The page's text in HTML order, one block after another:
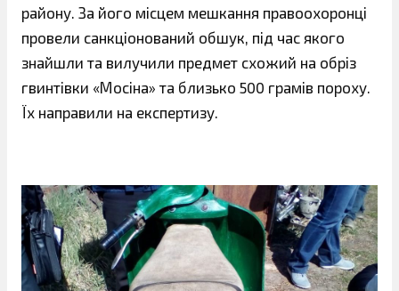
району. За його місцем мешкання правоохоронці
провели санкціонований обшук, під час якого
знайшли та вилучили предмет схожий на обріз
гвинтівки «Мосіна» та близько 500 грамів пороху.
Їх направили на експертизу.